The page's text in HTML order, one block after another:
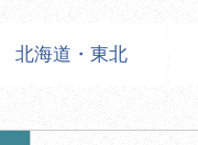
北海道・東北